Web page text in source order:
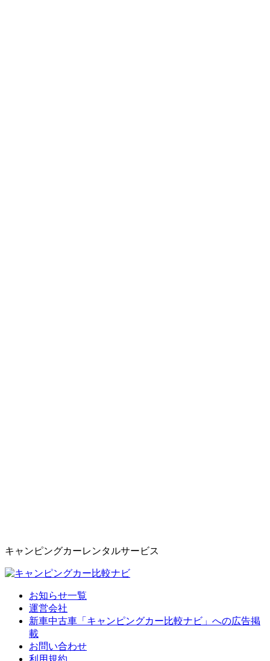
キャンピングカーレンタルサービス
お知らせ一覧
運営会社
新車中古車「キャンピングカー比較ナビ」への広告掲
載
お問い合わせ